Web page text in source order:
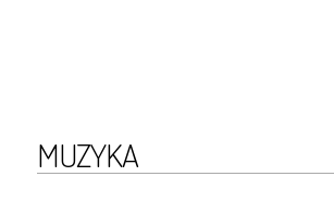
MUZYKA